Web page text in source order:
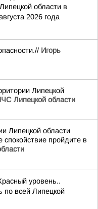
области в
2026 года
Игорь
Липецкой
Липецкой области
Липецкой области
пройдите в
уровень..
по всей Липецкой